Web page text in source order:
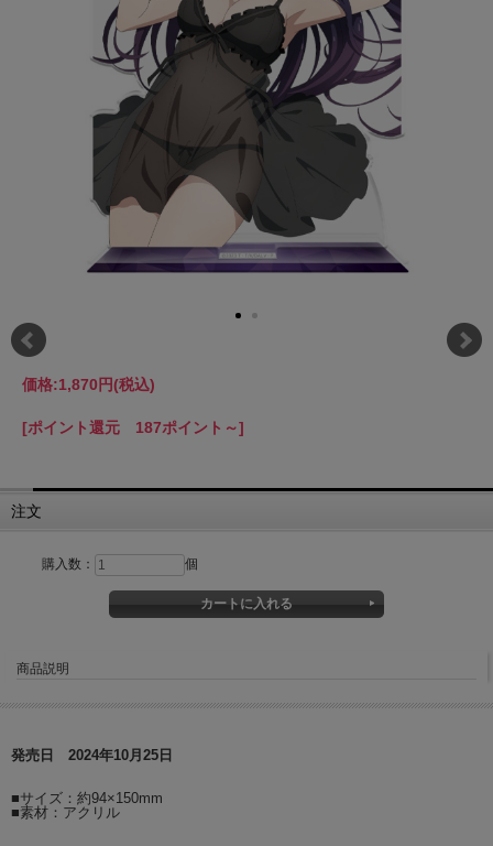
価格:1,870円(税込)
[ポイント還元 187ポイント～]
注文
購入数： 個
商品説明
発売日 2024年10月25日
■サイズ：約94×150mm
■素材：アクリル